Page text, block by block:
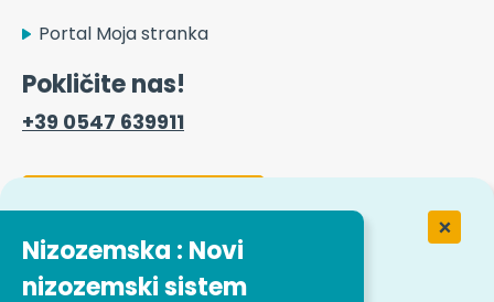
Nizozemska : Novi
nizozemski sistem
Portal Moja stranka
Pokličite nas!
+39 0547 639911
Kontaktni obrazec
Delo v podjetju Easytrip Transport